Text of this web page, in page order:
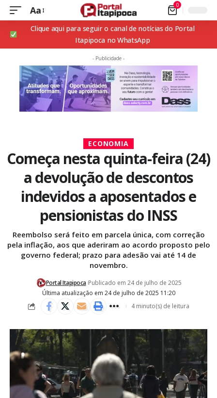
Aa 0
Clique aqui para seguir o canal de notícias do Portal
Itapipoca no WhatsApp
- Publicidade -
ECONOMIA
Começa nesta quinta-feira (24)
a devolução de descontos
indevidos a aposentados e
pensionistas do INSS
Reembolso será feito em parcela única, com correção
pela inflação, aos que aderiram ao acordo proposto pelo
governo federal; prazo para adesão vai até 14 de
novembro.
Última atualização em 24 de julho de 2025 11:20
Portal Itapipoca Publicado em 24 de julho de 2025
4 minuto(s) de leitura